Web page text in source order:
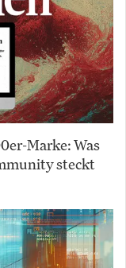
Marke: Was
steckt